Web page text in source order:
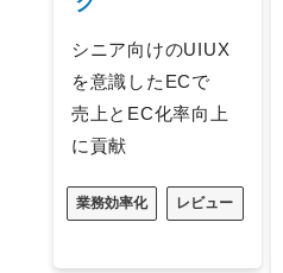
シニア向けのUIUX
を意識したECで
売上とEC化率向上
に貢献
業務効率化 レビュー